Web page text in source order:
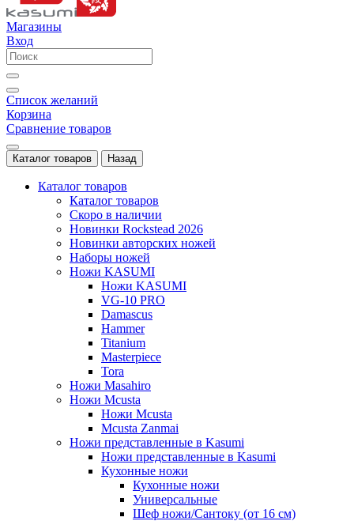
Магазины
Вход
Список желаний
Корзина
Сравнение товаров
Каталог товаров Назад
Каталог товаров
Каталог товаров
Скоро в наличии
Новинки Rockstead 2026
Новинки авторских ножей
Наборы ножей
Ножи KASUMI
Ножи KASUMI
VG-10 PRO
Damascus
Hammer
Titanium
Masterpiece
Tora
Ножи Masahiro
Ножи Mcusta
Ножи Mcusta
Mcusta Zanmai
Ножи представленные в Kasumi
Ножи представленные в Kasumi
Кухонные ножи
Кухонные ножи
Универсальные
Шеф ножи/Сантоку (от 16 см)